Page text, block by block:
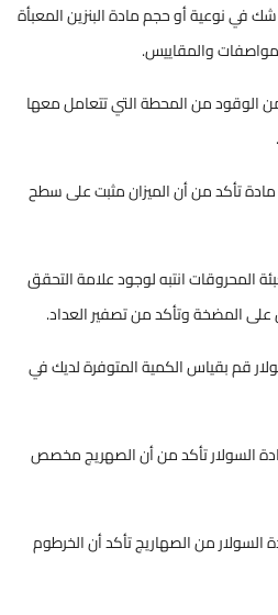
في نوعية أو حجم مادة البنزين المعبأة
والمقاييس.
الوقود من المحطة التي تتعامل معها
تأكد من أن الميزان مثبت على سطح
المحروقات انتبه لوجود علامة التحقق
المضخة وتأكد من تصفير العداد.
قم بقياس الكمية المتوفرة لديك في
السولار تأكد من أن الصهريج مخصص
من الصهاريج تأكد أن الخرطوم